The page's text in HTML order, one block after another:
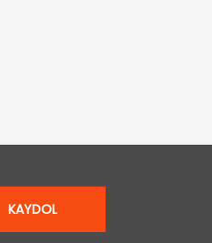
KAYDOL